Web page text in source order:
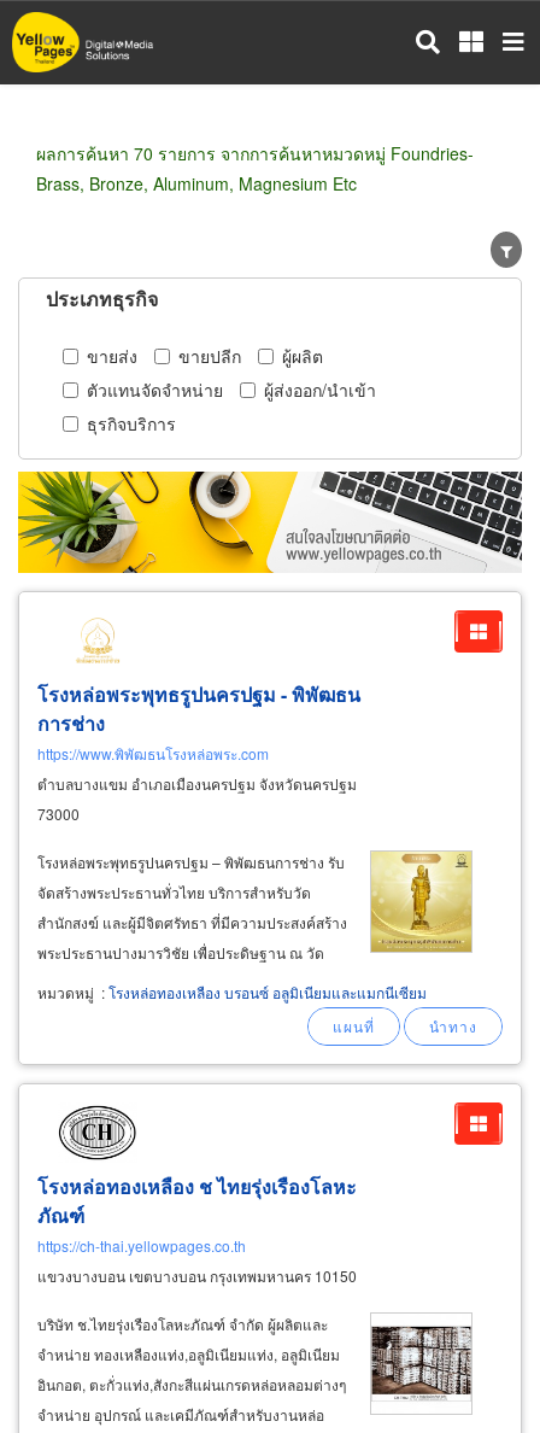
ข้าม
ไป
ผลการค้นหา 70 รายการ จากการค้นหาหมวดหมู่ Foundries-
Brass, Bronze, Aluminum, Magnesium Etc
ประเภทธุรกิจ
ขายส่ง ขายปลีก
ผู้ผลิต
ตัวแทนจัดจำหน่าย
ผู้ส่งออก/นำเข้า
ธุรกิจบริการ
โรงหล่อพระพุทธรูปนครปฐม - พิพัฒธน
การช่าง
https://www.พิพัฒธนโรงหล่อพระ.com
ตำบลบางแขม อำเภอเมืองนครปฐม จังหวัดนครปฐม
73000
โรงหล่อพระพุทธรูปนครปฐม – พิพัฒธนการช่าง รับ
จัดสร้างพระประธานทั่วไทย บริการสำหรับวัด
สำนักสงฆ์ และผู้มีจิตศรัทธา ที่มีความประสงค์สร้าง
พระประธานปางมารวิชัย เพื่อประดิษฐาน ณ วัด
ศาลา หรือสถานที่ศักดิ์สิทธิ์ตามความต้องการ งาน
ประณีต สวยงาม แข็งแรงทนทาน เพื่อเป็นเนื้อนา
หมวดหมู่ :โรงหล่อทองเหลือง บรอนซ์ อลูมิเนียมและแมกนีเซียม
โรงหล่อทองเหลือง ช ไทยรุ่งเรืองโลหะ
ภัณฑ์
https://ch-thai.yellowpages.co.th
แขวงบางบอน เขตบางบอน กรุงเทพมหานคร 10150
บริษัท ช.ไทยรุ่งเรืองโลหะภัณฑ์ จำกัด ผู้ผลิตและ
จำหน่าย ทองเหลืองแท่ง,อลูมิเนียมแท่ง, อลูมิเนียม
อินกอต, ตะกั่วแท่ง,สังกะสีแผ่นเกรดหล่อหลอมต่างๆ
จำหน่าย อุปกรณ์ และเคมีภัณฑ์สำหรับงานหล่อ